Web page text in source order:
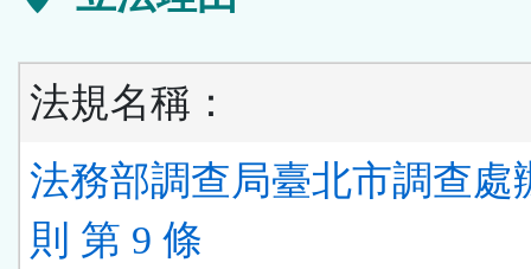
法規名稱：
法務部調查局臺北市調查處
則 第 9 條